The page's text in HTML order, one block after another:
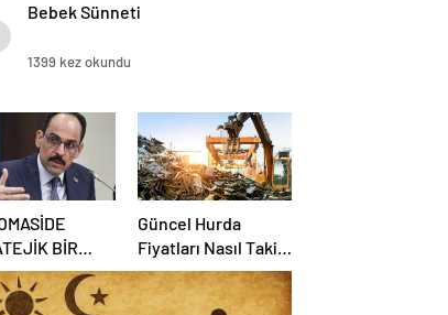
Bebek Sünneti
1399 kez okundu
BİR
OLUNUR
Güncel Hurda
Fiyatları Nasıl Takip
Edilir?